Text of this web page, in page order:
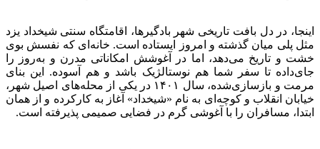
اینجا، در دل بافت تاریخی شهر بادگیرها، اقامتگاه سنتی شیخداد یزد
مثل پلی میان گذشته و امروز ایستاده است. خانه‌ای که نفسش بوی
خشت و تاریخ می‌دهد، اما در آغوشش امکاناتی مدرن و به‌روز را
جای‌داده تا سفر شما هم نوستالژیک باشد و هم آسوده. این بنای
مرمت و بازسازی‌شده، سال ۱۴۰۱ در یکی از محله‌های اصیل شهر،
خیابان انقلاب و کوچه‌ای به نام «شیخداد» آغاز به کارکرده و از همان
ابتدا، مسافران را با آغوشی گرم در فضایی صمیمی پذیرفته است.